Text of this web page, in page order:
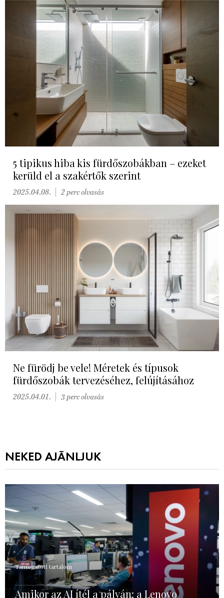
5 tipikus hiba kis fürdőszobákban – ezeket
kerüld el a szakértők szerint
2025.04.08. 2 perc olvasás
Ne fürödj be vele! Méretek és típusok
fürdőszobák tervezéséhez, felújításához
2025.04.01. 3 perc olvasás
NEKED AJÁNLJUK
Támogatott tartalom
Amikor az AI ítél a pályán: a Lenovo